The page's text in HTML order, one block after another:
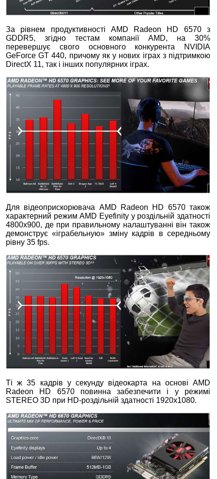
За рівнем продуктивності AMD Radeon HD 6570 з
GDDR5, згідно тестам компанії AMD, на 30%
перевершує свого основного конкурента NVIDIA
GeForce GT 440, причому як у нових іграх з підтримкою
DirectХ 11, так і інших популярних іграх.
Для відеоприскорювача AMD Radeon HD 6570 також
характерний режим AMD Eyefinity у роздільній здатності
4800x900, де при правильному налаштуванні він також
демонструє «іграбельную» зміну кадрів в середньому
рівну 35 fps.
Ті ж 35 кадрів у секунду відеокарта на основі AMD
Radeon HD 6570 повинна забезпечити і у режимі
STEREO 3D при HD-роздільній здатності 1920х1080.